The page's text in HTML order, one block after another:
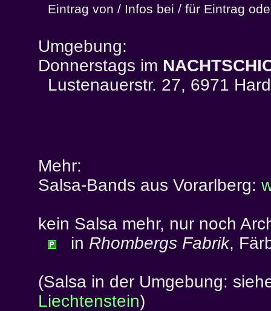
Eintrag von / Infos bei / für Eintrag
Umgebung:
Donnerstags im
Lustenauerstr. 27, 6971 Hard
Mehr:
Salsa-Bands aus Vorarlberg:
kein Salsa mehr, nur noch
in Rhombergs Fabrik,
(Salsa in der Umgebung:
Liechtenstein)